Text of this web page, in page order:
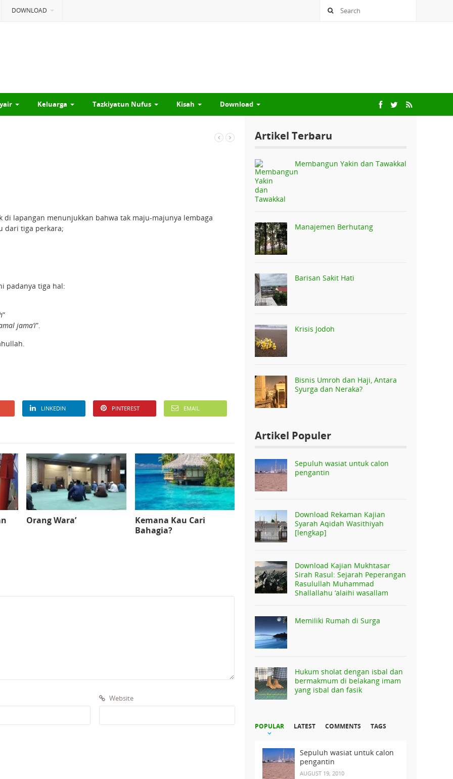
DOWNLOAD
Keluarga Tazkiyatun Nufus Kisah Download
lapangan menunjukkan bahwa tak maju-majunya lembaga
dari tiga perkara;
padanya tiga hal:
”
jama’i”.
LINKEDIN PINTEREST EMAIL
Orang Wara’
Kemana Kau Cari
Bahagia?
Website
Artikel Terbaru
Membangun Yakin dan Tawakkal
Manajemen Berhutang
Barisan Sakit Hati
Krisis Jodoh
Bisnis Umroh dan Haji, Antara
Syurga dan Neraka?
Artikel Populer
Sepuluh wasiat untuk calon
pengantin
Download Rekaman Kajian
Syarah Aqidah Wasithiyah
[lengkap]
Download Kajian Mukhtasar
Sirah Rasul: Sejarah Peperangan
Rasulullah Muhammad
Shallallahu ‘alaihi wasallam
Memiliki Rumah di Surga
Hukum sholat dengan isbal dan
bermakmum di belakang imam
yang isbal dan fasik
POPULAR LATEST COMMENTS TAGS
Sepuluh wasiat untuk calon
pengantin
AUGUST 19, 2010